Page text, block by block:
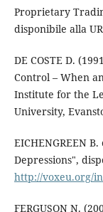
Proprietary
disponibile alla
DE COSTE D.
Control – When
Institute for the
University,
EICHENGREEN
Depressions",
http://voxeu.org/
FERGUSON N.